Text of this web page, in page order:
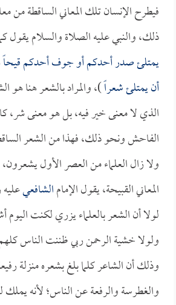
فيطرح الإنسان تلك المعاني الساقطة من
ذلك، والنبي عليه الصلاة والسلام
يمتلئ صدر أحدكم أو جوف أحدكم
أن يمتلئ شعراً)، والمراد بالشعر هنا هو
الذي لا معنى خير فيه، بل هو معنى شر،
الفاحش ونحو ذلك، فهذا من الشعر
ولا زال العلماء من العصر الأول
المعاني القبيحة، يقول الإمامالشافعي
لولا أن الشعر بالعلماء يزري لكنت اليوم
ولولا خشية الرحمن ربي ظننت الناس
وذلك أن الشاعر كلما بلغ بشعره منزلة
والغطرسة والرفعة عن الناس؛ لأنه يملك